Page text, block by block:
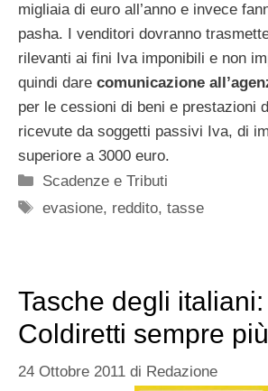
migliaia di euro all’anno e invece
pasha. I venditori dovranno
rilevanti ai fini Iva imponibili e non
quindi dare comunicazione
per le cessioni di beni e prestazioni
ricevute da soggetti passivi Iva, di
superiore a 3000 euro.
Categorie
Scadenze e Tributi
Tag
evasione, reddito,tasse
Tasche degli
Coldiretti sempre
24 Ottobre 2011 di Redazione